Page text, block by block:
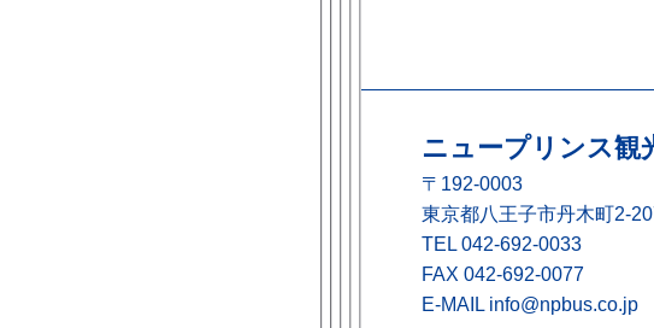
ニュープリンス観
〒192-0003
東京都八王子市丹木町2-
TEL 042-692-0033
FAX 042-692-0077
E-MAIL info@npbus.co.jp